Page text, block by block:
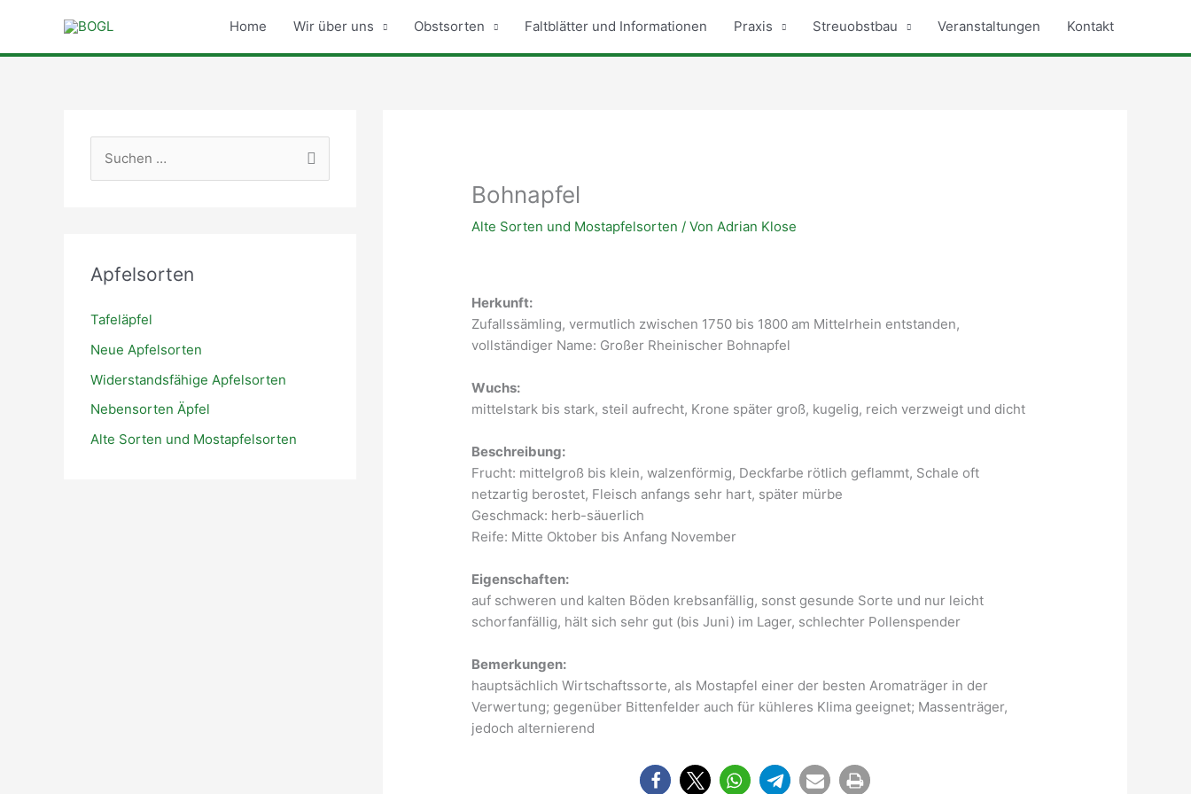
springen
Home Wir über uns Obstsorten Faltblätter und Informationen Praxis Streuobstbau Veranstaltungen Kontakt
n
h
:
Apfelsorten
Tafeläpfel
Neue Apfelsorten
Widerstandsfähige Apfelsorten
Nebensorten Äpfel
Alte Sorten und Mostapfelsorten
Bohnapfel
Alte Sorten und Mostapfelsorten / VonAdrian Klose
Herkunft:
Zufallssämling, vermutlich zwischen 1750 bis 1800 am Mittelrhein entstanden,
vollständiger Name: Großer Rheinischer Bohnapfel
Wuchs:
mittelstark bis stark, steil aufrecht, Krone später groß, kugelig, reich verzweigt und dicht
Beschreibung:
Frucht: mittelgroß bis klein, walzenförmig, Deckfarbe rötlich geflammt, Schale oft
netzartig berostet, Fleisch anfangs sehr hart, später mürbe
Geschmack: herb-säuerlich
Reife: Mitte Oktober bis Anfang November
Eigenschaften:
auf schweren und kalten Böden krebsanfällig, sonst gesunde Sorte und nur leicht
schorfanfällig, hält sich sehr gut (bis Juni) im Lager, schlechter Pollenspender
Bemerkungen:
hauptsächlich Wirtschaftssorte, als Mostapfel einer der besten Aromaträger in der
Verwertung; gegenüber Bittenfelder auch für kühleres Klima geeignet; Massenträger,
jedoch alternierend